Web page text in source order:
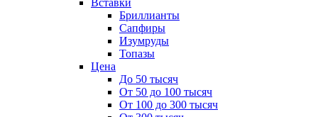
Вставки
Бриллианты
Сапфиры
Изумруды
Топазы
Цена
До 50 тысяч
От 50 до 100 тысяч
От 100 до 300 тысяч